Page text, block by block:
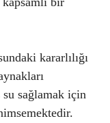
kararlılığı
sağlamak için